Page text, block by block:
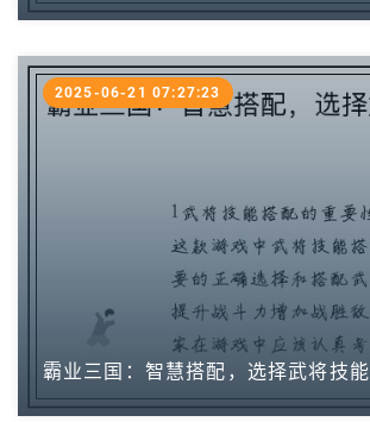
霸业三国：智慧搭配，选择武将技能
2025-06-21 07:27:23